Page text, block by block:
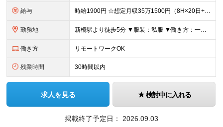
給与 時給1900円 ☆想定月収35万1500円（8H×20日+残業20H） ※交通費全額支給 ※在宅日数に応じて、在宅勤務手当あり
勤務地 新橋駅より徒歩5分 ▼服装：私服 ▼働き方：一部在宅（週2～3日出社、週2～3日在宅勤務） ※業務に慣れるまでは出社になります。 ▼受動喫煙対策：屋内禁煙
働き方 リモートワークOK
残業時間 30時間以内
求人を見る 検討中に入れる
掲載終了予定日： 2026.09.03